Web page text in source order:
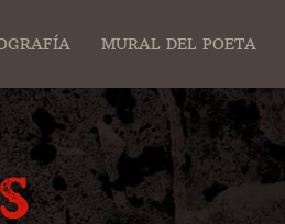
MURAL DEL POETA